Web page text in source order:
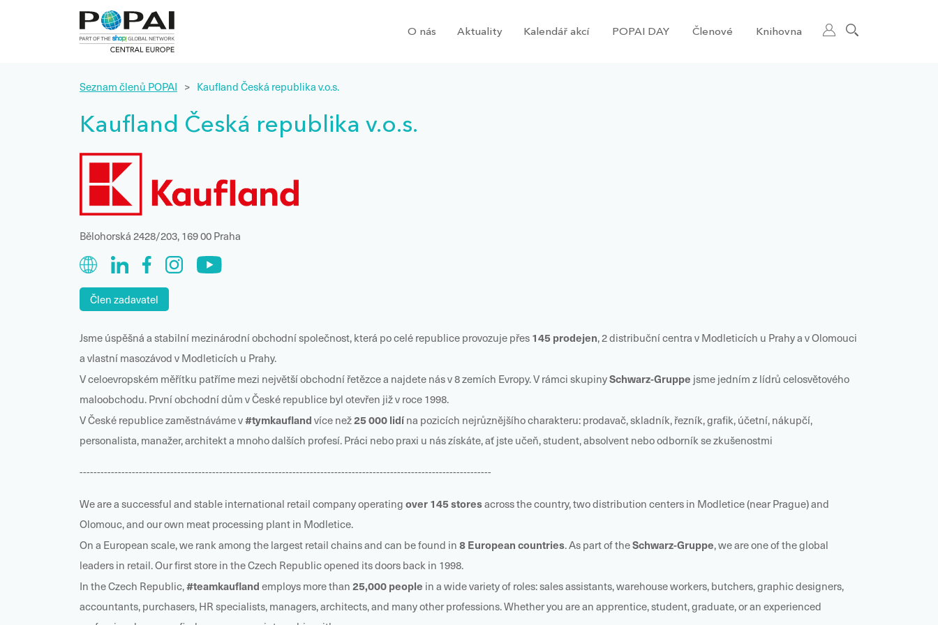
O nás Aktuality Kalendář akcí POPAI DAY Členové Knihovna
Seznam členů POPAI > Kaufland Česká republika v.o.s.
Kaufland Česká republika v.o.s.
Bělohorská 2428/203, 169 00 Praha
Člen zadavatel
Jsme úspěšná a stabilní mezinárodní obchodní společnost, která po celé republice provozuje přes 145 prodejen, 2 distribuční centra v Modleticích u Prahy a v Olomouci
a vlastní masozávod v Modleticích u Prahy.
V celoevropském měřítku patříme mezi největší obchodní řetězce a najdete nás v 8 zemích Evropy. V rámci skupinySchwarz-Gruppe jsme jedním z lídrů celosvětového
maloobchodu. První obchodní dům v České republice byl otevřen již v roce 1998.
V České republice zaměstnáváme v#tymkaufland více než25 000 lidí na pozicích nejrůznějšího charakteru: prodavač, skladník, řezník, grafik, účetní, nákupčí,
personalista, manažer, architekt a mnoho dalších profesí. Práci nebo praxi u nás získáte, ať jste učeň, student, absolvent nebo odborník se zkušenostmi
----------------------------------------------------------------------------------------------------------------------
We are a successful and stable international retail company operating over 145 storesacross the country, two distribution centers in Modletice (near Prague) and
Olomouc, and our own meat processing plant in Modletice.
On a European scale, we rank among the largest retail chains and can be found in 8 European countries. As part of theSchwarz-Gruppe, we are one of the global
leaders in retail. Our first store in the Czech Republic opened its doors back in 1998.
In the Czech Republic,#teamkaufland employs more than 25,000 people in a wide variety of roles: sales assistants, warehouse workers, butchers, graphic designers,
accountants, purchasers, HR specialists, managers, architects, and many other professions. Whether you are an apprentice, student, graduate, or an experienced